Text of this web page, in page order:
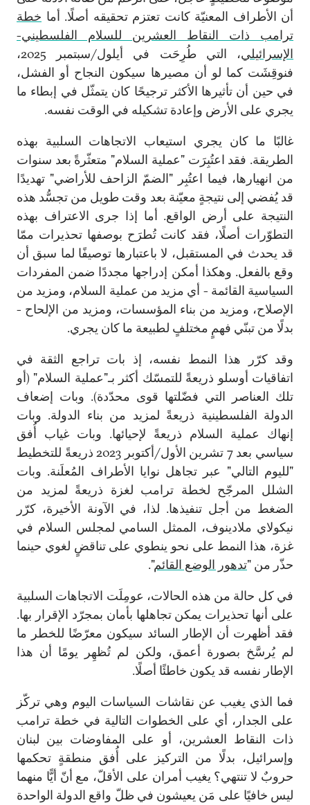
أن الأطراف المعنيّة كانت تعتزم تحقيقه أصلًا. أما خطة
ترامب ذات النقاط العشرين للسلام الفلسطيني-
الإسرائيلي
، التي طُرِحَت في أيلول/سبتمبر 2025،
فنوقِشَت كما لو أن مصيرها سيكون النجاح أو الفشل،
في حين أن تأثيرها الأكثر ترجيحًا كان يتمثّل في إبطاء ما
يجري على الأرض وإعادة تشكيله في الوقت نفسه.
غالبًا ما كان يجري استيعاب الاتجاهات السلبية بهذه
الطريقة. فقد اعتُبِرَت "عملية السلام" متعثّرةً بعد سنوات
من انهيارها، فيما اعتُبِر "الضمّ الزاحف للأراضي" تهديدًا
قد يُفضي إلى نتيجةٍ معيّنة بعد وقت طويل من تجسُّد هذه
النتيجة على أرض الواقع. أما إذا جرى الاعتراف بهذه
التطوّرات أصلًا، فقد كانت تُطرَح بوصفها تحذيرات ممّا
قد يحدث في المستقبل، لا باعتبارها توصيفًا لما سبق أن
وقع بالفعل. وهكذا أمكن إدراجها مجددًا ضمن المفردات
السياسية القائمة - أي مزيد من عملية السلام، ومزيد من
الإصلاح، ومزيد من بناء المؤسسات، ومزيد من الإلحاح -
بدلًا من تبنّي فهمٍ مختلفٍ لطبيعة ما كان يجري.
وقد كرّر هذا النمط نفسه، إذ بات تراجع الثقة في
اتفاقيات أوسلو ذريعةً للتمسّك أكثر بـ"عملية السلام" (أو
تلك العناصر التي فضّلتها قوى محدّدة). وبات إضعاف
الدولة الفلسطينية ذريعةً لمزيد من بناء الدولة. وبات
إنهاك عملية السلام ذريعةً لإحيائها. وبات غياب أُفق
سياسي بعد 7 تشرين الأول/أكتوبر 2023 ذريعةً للتخطيط
"لليوم التالي" عبر تجاهل نوايا الأطراف المُعلَنة. وبات
الشلل المرجّح لخطة ترامب لغزة ذريعةً لمزيد من
الضغط من أجل تنفيذها. لذا، في الآونة الأخيرة، كرّر
نيكولاي ملادينوف، الممثل السامي لمجلس السلام في
غزة، هذا النمط على نحو ينطوي على تناقضٍ لغوي حينما
حذّر من "تدهور الوضع القائم".
في كل حالة من هذه الحالات، عومِلَت الاتجاهات السلبية
على أنها تحذيرات يمكن تجاهلها بأمان بمجرّد الإقرار بها.
فقد أظهرت أن الإطار السائد سيكون معرّضًا للخطر ما
لم يُرسَّخ بصورة أعمق، ولكن لم تُظهِر يومًا أن هذا
الإطار نفسه قد يكون خاطئًا أصلًا.
فما الذي يغيب عن نقاشات السياسات اليوم وهي تركّز
على الجدار، أي على الخطوات التالية في خطة ترامب
ذات النقاط العشرين، أو على المفاوضات بين لبنان
وإسرائيل، بدلًا من التركيز على أُفق منطقةٍ تحكمها
حروبٌ لا تنتهي؟ يغيب أمران على الأقلّ، مع أنّ أيًّا منهما
ليس خافيًا على مَن يعيشون في ظلّ واقع الدولة الواحدة